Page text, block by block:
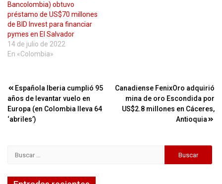
Bancolombia) obtuvo
préstamo de US$70 millones
de BID Invest para financiar
pymes en El Salvador
14 de julio de 2022
En «Colombia»
Navegación
de
entradas
Española Iberia cumplió 95
años de levantar vuelo en
Europa (en Colombia lleva 64
‘abriles’)
Canadiense FenixOro adquirió
mina de oro Escondida por
US$2.8 millones en Cáceres,
Antioquia